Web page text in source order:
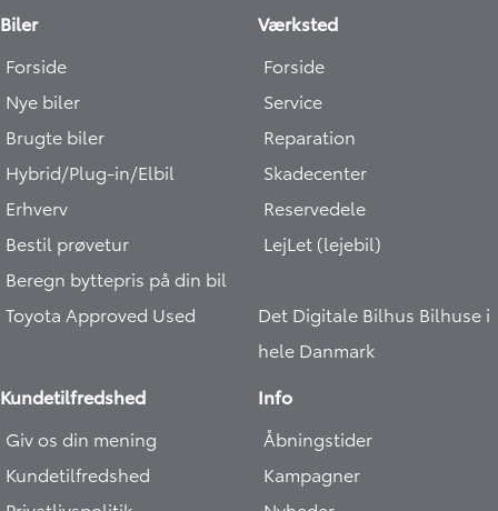
Biler
Forside
Nye biler
Brugte biler
Hybrid/Plug-in/Elbil
Erhverv
Bestil prøvetur
Beregn byttepris på din bil
Toyota Approved Used
Værksted
Forside
Service
Reparation
Skadecenter
Reservedele
LejLet (lejebil)
Det Digitale Bilhus Bilhuse i
hele Danmark
Kundetilfredshed
Giv os din mening
Kundetilfredshed
Info
Åbningstider
Kampagner